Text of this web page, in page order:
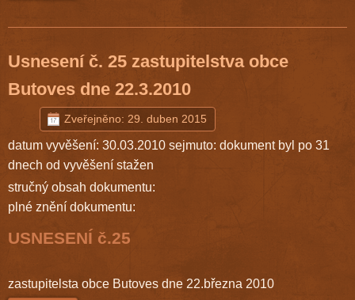
Usnesení č. 25 zastupitelstva obce
Butoves dne 22.3.2010
Zveřejněno: 29. duben 2015
datum vyvěšení: 30.03.2010 sejmuto: dokument byl po 31
dnech od vyvěšení stažen
stručný obsah dokumentu:
plné znění dokumentu:
USNESENÍ č.25
zastupitelsta obce Butoves dne 22.března 2010